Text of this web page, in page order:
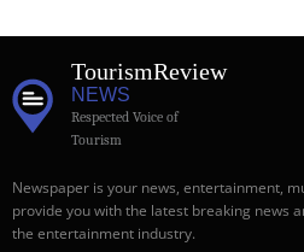
TourismReview
NEWS
Respected Voice of
Tourism
Newspaper is your news, entertainment,
provide you with the latest breaking news
the entertainment industry.